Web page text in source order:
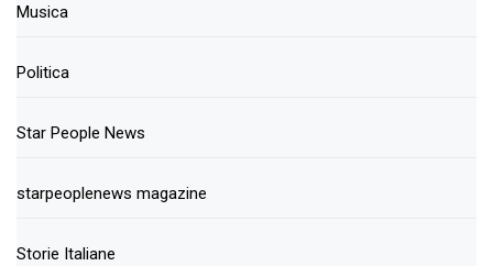
Musica
Politica
Star People News
starpeoplenews magazine
Storie Italiane